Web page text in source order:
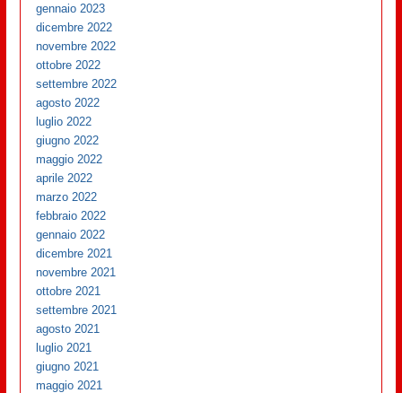
gennaio 2023
dicembre 2022
novembre 2022
ottobre 2022
settembre 2022
agosto 2022
luglio 2022
giugno 2022
maggio 2022
aprile 2022
marzo 2022
febbraio 2022
gennaio 2022
dicembre 2021
novembre 2021
ottobre 2021
settembre 2021
agosto 2021
luglio 2021
giugno 2021
maggio 2021